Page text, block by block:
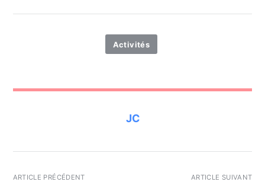
Activités
JC
ARTICLE PRÉCÉDENT ARTICLE SUIVANT